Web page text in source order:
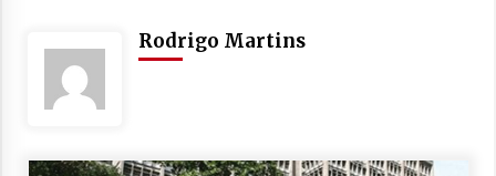
Rodrigo Martins